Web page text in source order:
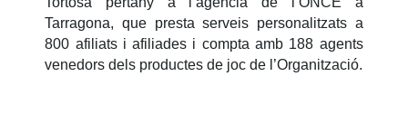
Tarragona, que presta serveis personalitzats a
800 afiliats i afiliades i compta amb 188 agents
venedors dels productes de joc de l’Organització.